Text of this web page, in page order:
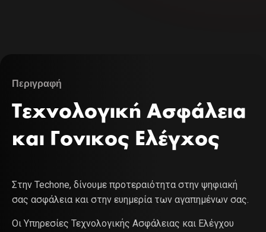
Περιγραφή
Τεχνολογική Ασφάλεια
και Γονικος Ελέγχος
Στην Techone, δίνουμε προτεραιότητα στην ψηφιακή
σας ασφάλεια και στην ευημερία των αγαπημένων σας.
Οι Υπηρεσίες Τεχνολογικής Ασφάλειας και Ελέγχου